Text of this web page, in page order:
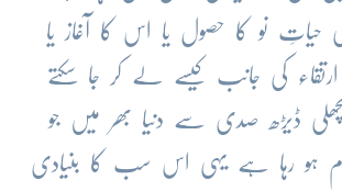
حیاتِ نو کا حصول یا اس کا آغاز یا
کی جانب کیسے لے کر جا سکتے
ڈیڑھ صدی سے دنیا بھر میں جو
ہو رہا ہے یہی اس سب کا بنیادی